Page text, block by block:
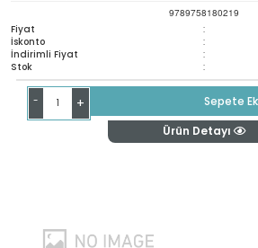
9789758180219
Fiyat :
İskonto :
İndirimli Fiyat :
Stok :
- +
Sepete
Ürün Detayı